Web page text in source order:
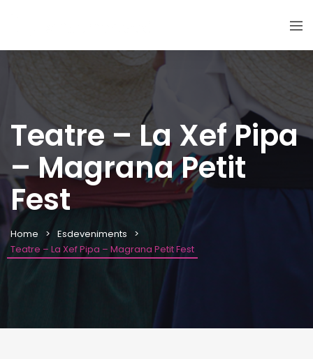
Teatre – La Xef Pipa
– Magrana Petit
Fest
Home
Esdeveniments
Teatre – La Xef Pipa – Magrana Petit Fest